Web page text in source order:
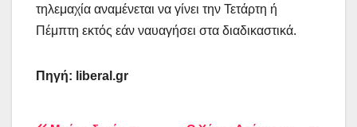
τηλεμαχία αναμένεται να γίνει την Τετάρτη ή
Πέμπτη εκτός εάν ναυαγήσει στα διαδικαστικά.
Πηγή: liberal .gr